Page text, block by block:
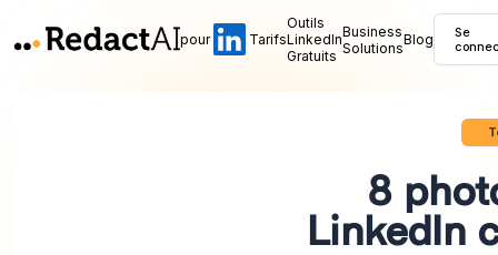
pour Tarifs
Outils
LinkedIn
Gratuits
Business
SolutionsBlog
Se
8
LinkedIn